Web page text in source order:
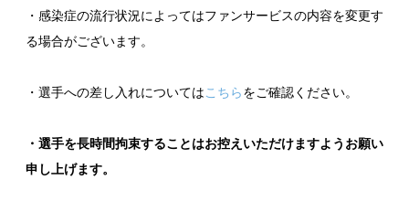
・感染症の流行状況によってはファンサービスの内容を変更す
る場合がございます。
・選手への差し入れについてはこちらをご確認ください。
・選手を長時間拘束することはお控えいただけますようお願い
申し上げます。